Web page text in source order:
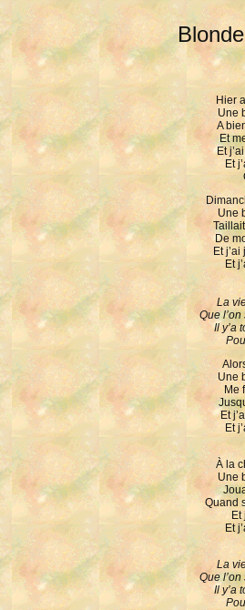
Hier
Une
A
Et
Et
Et
Une
De
Et
Et
La
Que
Il y’a
Une
Me
Et
Et
À la
Une
Quand
Et
Et
La
Que
Il y’a